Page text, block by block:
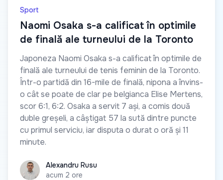
Sport
Naomi Osaka s-a calificat în optimile
de finală ale turneului de la Toronto
Japoneza Naomi Osaka s-a calificat în optimile de
finală ale turneului de tenis feminin de la Toronto.
Într-o partidă din 16-mile de finală, nipona a învins-
o cât se poate de clar pe belgianca Elise Mertens,
scor 6:1, 6:2. Osaka a servit 7 ași, a comis două
duble greșeli, a câștigat 57 la sută dintre puncte
cu primul serviciu, iar disputa o durat o oră și 11
minute.
Alexandru Rusu
Alexandru Rusu
acum 2 ore